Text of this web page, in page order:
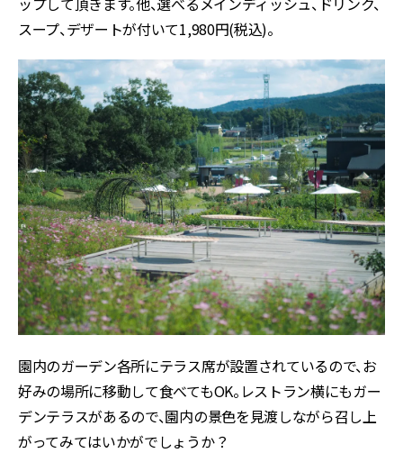
スープ、デザートが付いて1,980円(税込)。
園内のガーデン各所にテラス席が設置されているので、お
好みの場所に移動して食べてもOK。レストラン横にもガー
デンテラスがあるので、園内の景色を見渡しながら召し上
がってみてはいかがでしょうか？